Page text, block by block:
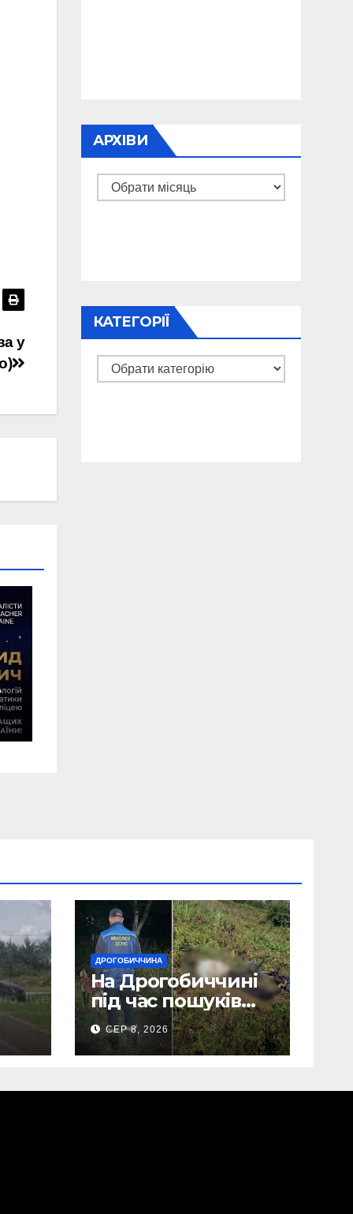
у
АРХІВИ
Архіви
КАТЕГОРІЇ
Категорії
ДРОГОБИЧЧИНА
На Дрогобиччині
під час пошуків
виявили тіло
зниклого чоловіка
(Фото)
СЕР 8, 2026